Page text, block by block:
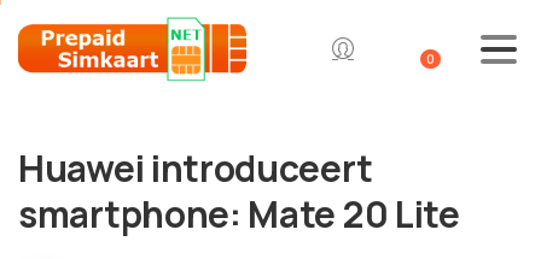
0
Huawei introduceert
smartphone: Mate 20 Lite